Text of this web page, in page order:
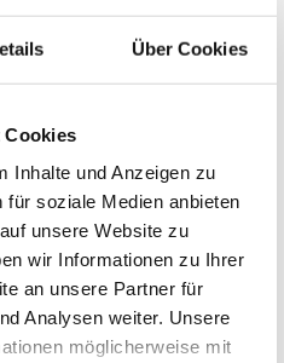
Über Cookies
Cookies
Inhalte und Anzeigen zu
soziale Medien anbieten
unsere Website zu
wir Informationen zu Ihrer
an unsere Partner für
Analysen weiter. Unsere
möglicherweise mit